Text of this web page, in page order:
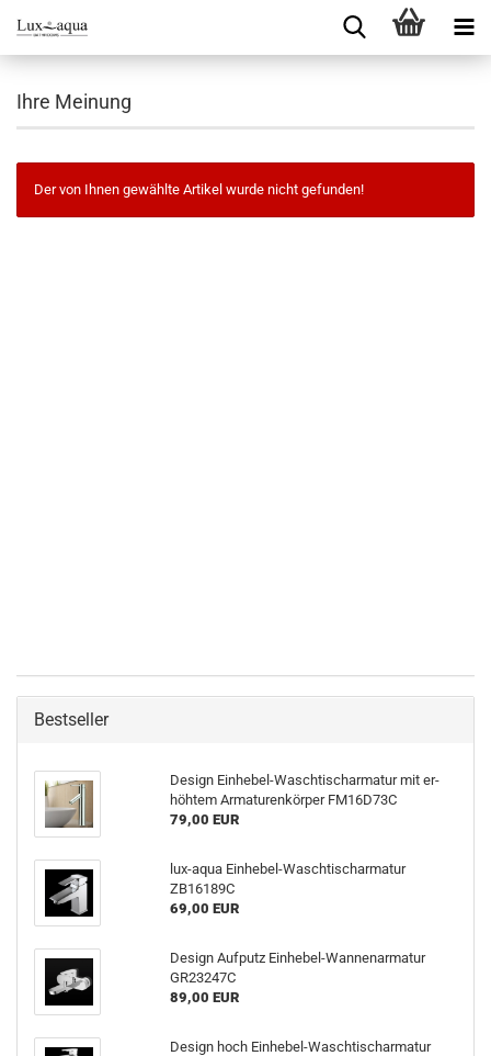
Ihre Meinung
Der von Ihnen gewählte Artikel wurde nicht gefunden!
Bestseller
De­sign Einhebel-​Waschtischarmatur mit er­
höh­tem Ar­ma­tu­ren­kör­per FM16D73C
79,00 EUR
lux-​aqua Einhebel-​Waschtischarmatur
ZB16189C
69,00 EUR
De­sign Auf­putz Einhebel-​Wannenarmatur
GR23247C
89,00 EUR
De­sign hoch Einhebel-​Waschtischarmatur